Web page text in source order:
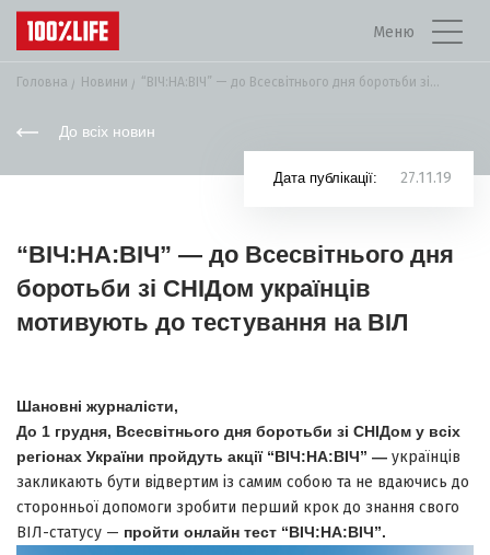
Меню
Головна Новини “ВІЧ:НА:ВІЧ” — до Всесвітнього дня боротьби зі...
До всіх новин
Дата публікації: 27.11.19
“ВІЧ:НА:ВІЧ” — до Всесвітнього дня
боротьби зі СНІДом українців
мотивують до тестування на ВІЛ
Шановні журналісти,
До 1 грудня, Всесвітнього дня боротьби зі СНІДом у всіх
регіонах України пройдуть акції “ВІЧ:НА:ВІЧ” — українців
закликають бути відвертим із самим собою та не вдаючись до
сторонньої допомоги зробити перший крок до знання свого
ВІЛ-статусу — пройти онлайн тест “ВІЧ:НА:ВІЧ”.